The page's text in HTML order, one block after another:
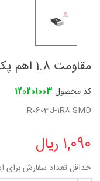
مقاومت 1.8 اهم پکیج 0603
کد محصول:120201003
R0603J-1R8 SMD
1,090 ریال
حداقل تعداد سفارش برای این